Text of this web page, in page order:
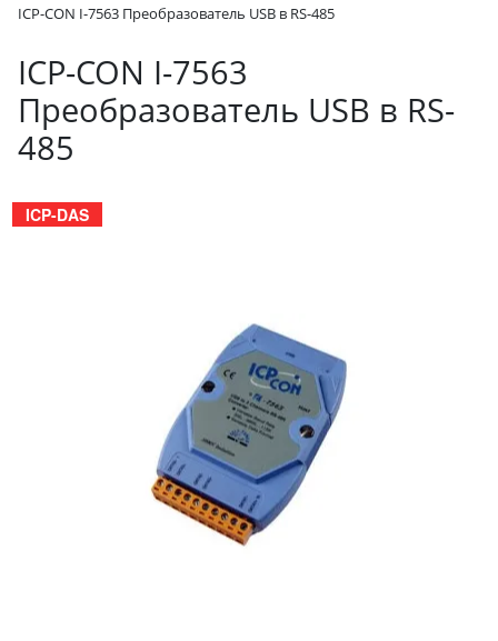
ICP-CON I-7563 Преобразователь USB в RS-485
ICP-CON I-7563
Преобразователь USB в RS-
485
ICP-DAS